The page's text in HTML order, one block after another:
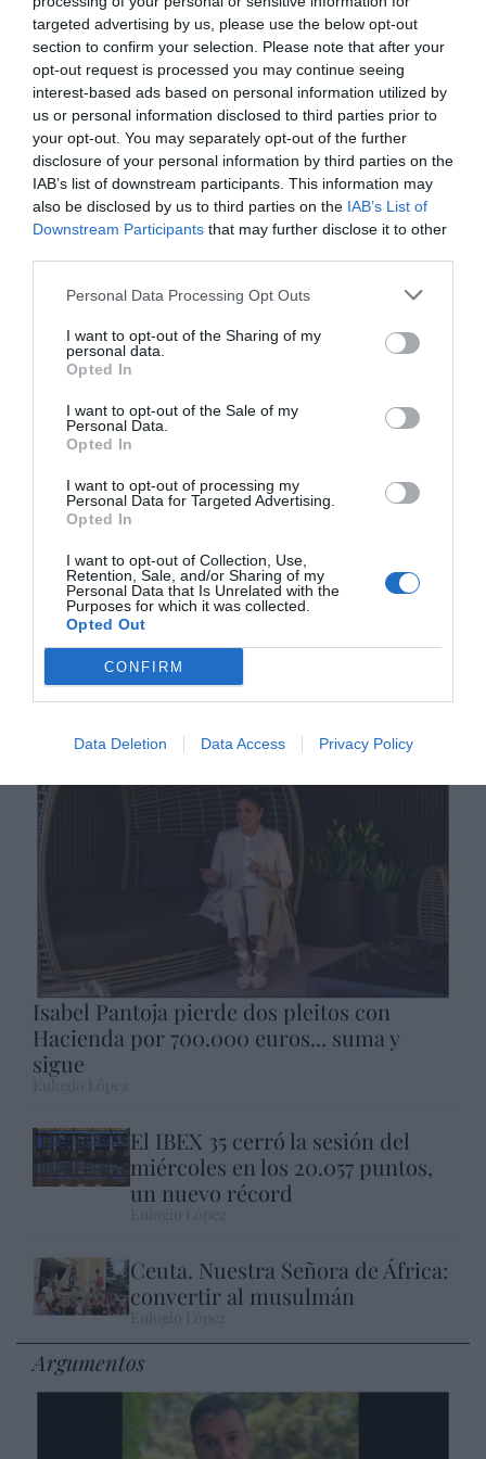
targeted advertising by us, please use the below opt-out
section to confirm your selection. Please note that after your
opt-out request is processed you may continue seeing
interest-based ads based on personal information utilized by
us or personal information disclosed to third parties prior to
your opt-out. You may separately opt-out of the further
disclosure of your personal information by third parties on the
IAB’s list of downstream participants. This information may
also be disclosed by us to third parties on the IAB’s List of
Downstream Participants that may further disclose it to other
Personal Data Processing Opt Outs
I want to opt-out of the Sharing of my
personal data.
Opted In
I want to opt-out of the Sale of my
Personal Data.
Opted In
I want to opt-out of processing my
Personal Data for Targeted Advertising.
Opted In
I want to opt-out of Collection, Use,
Retention, Sale, and/or Sharing of my
Personal Data that Is Unrelated with the
Purposes for which it was collected.
Opted Out
CONFIRM
Data Deletion Data Access Privacy Policy
OPINIÓN
Nokia, Ericsson... Huawei: lo que importan
son las patentes
Eulogio López 07/08/26 12:58
Marcelo Gullo: “El trabajo de desmitificar la
historia, de poner la verdadera, de
desmontar la falsificación, es un trabajo
cristiano"
por Hispanidad
Artículos anteriores
DIARIO DE LA CORRUPCIÓN SANCHISTA
Oír se manifiesta delante de La Mareta:
“Pedro Sánchez es un criminal”
por Redacción
Artículos anteriores
Opinión
Enormes minucias
Isabel Pantoja pierde dos pleitos con
Hacienda por 700.000 euros... suma y
sigue
El IBEX 35 cerró la sesión del
miércoles en los 20.057 puntos,
un nuevo récord
Ceuta. Nuestra Señora de África:
convertir al musulmán
Argumentos